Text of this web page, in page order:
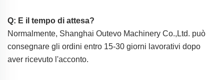
Q: E il tempo di attesa?
Normalmente, Shanghai Outevo Machinery Co.,Ltd. può
consegnare gli ordini entro 15-30 giorni lavorativi dopo
aver ricevuto l'acconto.